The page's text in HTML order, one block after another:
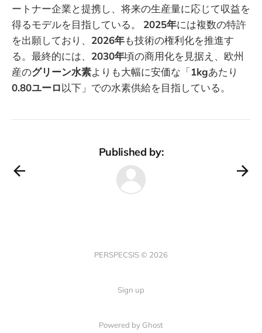
ートナー企業と提携し、将来の生産量に応じて収益を
得るモデルを目指している。 2025年には複数の特許
を出願しており、 2026年も技術の権利化を推進す
る。最終的には、 2030年頃の商用化を見据え、欧州
産のグリーン水素よりも大幅に安価な「1kgあたり
0.80ユーロ以下」での水素供給を目指している。
Published by:
PERSPECSIS © 2026
Sign up
Powered by Ghost